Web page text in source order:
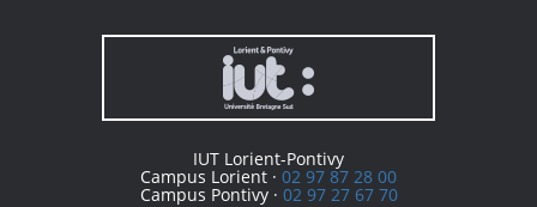
IUT Lorient-Pontivy
Campus Lorient · 02 97 87 28 00
Campus Pontivy · 02 97 27 67 70